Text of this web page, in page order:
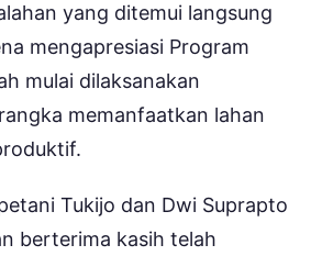
yang ditemui langsung
mengapresiasi Program
mulai dilaksanakan
memanfaatkan lahan
Tukijo dan Dwi Suprapto
berterima kasih telah